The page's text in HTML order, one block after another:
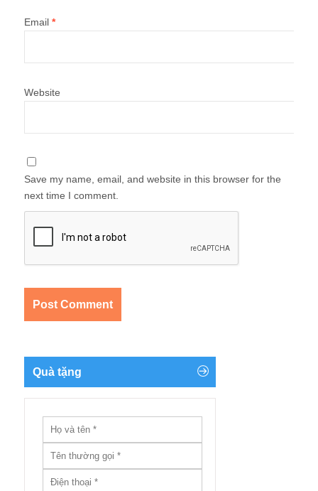
Email *
Website
Save my name, email, and website in this browser for the
next time I comment.
Quà tặng